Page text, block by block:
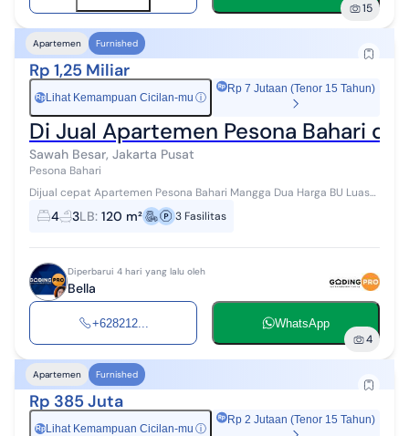
15
Apartemen Furnished
Rp 1,25 Miliar
Rp Lihat Kemampuan Cicilan-mu ⓘ
Rp 7 Jutaan (Tenor 15 Tahun)
Di Jual Apartemen Pesona Bahari di
Sawah Besar, Jakarta Pusat
Pesona Bahari
Dijual cepat Apartemen Pesona Bahari Mangga Dua Harga BU Luas
Bangunan 120m Dimensi 14.5 x 9 m Kamar tidur 3 Kamar mandi 2 KT
pembantu 1 KM pemba...
4 3LB: 120 m² 3 Fasilitas
Diperbarui 4 hari yang lalu oleh
Bella
+628212... WhatsApp
4
Apartemen Furnished
Rp 385 Juta
Rp Lihat Kemampuan Cicilan-mu ⓘ
Rp 2 Jutaan (Tenor 15 Tahun)